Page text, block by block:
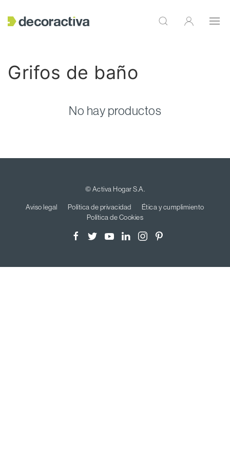
Grifos de baño
No hay productos
© Activa Hogar S.A.
Aviso legal
Política de privacidad
Ética y cumplimiento
Política de Cookies